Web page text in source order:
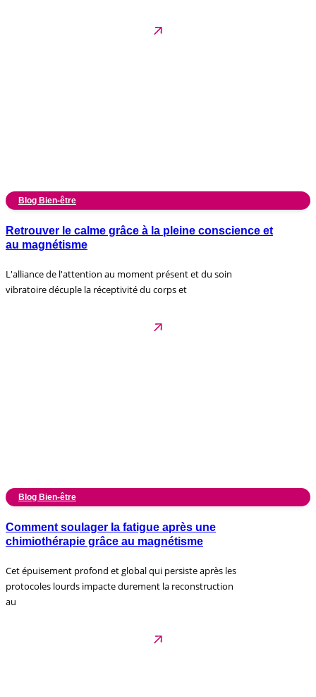
Blog Bien-être
Retrouver le calme grâce à la pleine conscience et
au magnétisme
L'alliance de l'attention au moment présent et du soin
vibratoire décuple la réceptivité du corps et
Blog Bien-être
Comment soulager la fatigue après une
chimiothérapie grâce au magnétisme
Cet épuisement profond et global qui persiste après les
protocoles lourds impacte durement la reconstruction
au